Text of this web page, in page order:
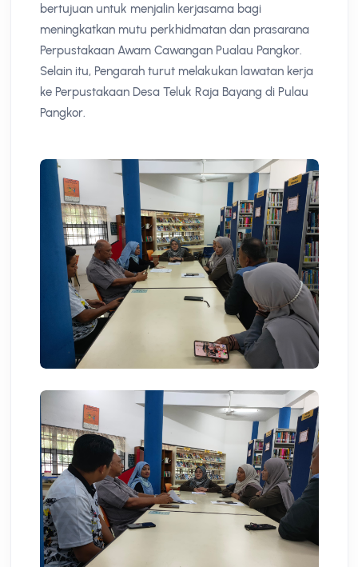
bertujuan untuk menjalin kerjasama bagi
meningkatkan mutu perkhidmatan dan prasarana
Perpustakaan Awam Cawangan Pualau Pangkor.
Selain itu, Pengarah turut melakukan lawatan kerja
ke Perpustakaan Desa Teluk Raja Bayang di Pulau
Pangkor.